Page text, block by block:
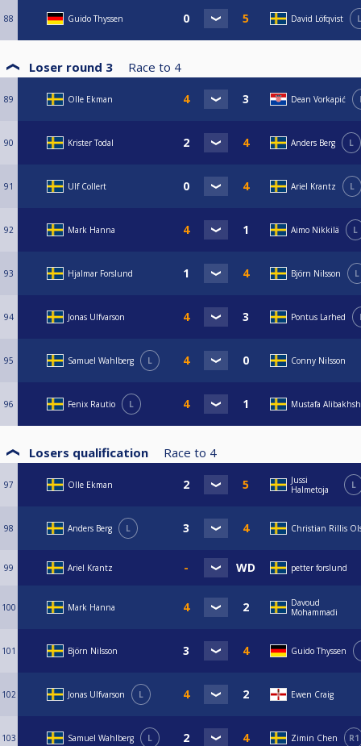
88 Guido Thyssen David Löfqvist L
Loser round 3 Race to 4
89 Olle Ekman Dean Vorkapić
90 Krister Todal Anders Berg L
91 Ulf Collert Ariel Krantz L
92 Mark Hanna Aimo Nikkilä L
93 Hjalmar Forslund Björn Nilsson L
94 Jonas Ulfvarson Pontus Larhed
95 Samuel Wahlberg L Conny Nilsson
96 Fenix Rautio L Mustafa
Losers qualification Race to 4
97 Olle Ekman
Jussi
Halmetoja
L
98 Anders Berg L Christian Rillis
99 Ariel Krantz petter forslund
100 Mark Hanna
Davoud
Mohammadi
101 Björn Nilsson Guido Thyssen
102 Jonas Ulfvarson L Ewen Craig
103 Samuel Wahlberg L Zimin Chen R1